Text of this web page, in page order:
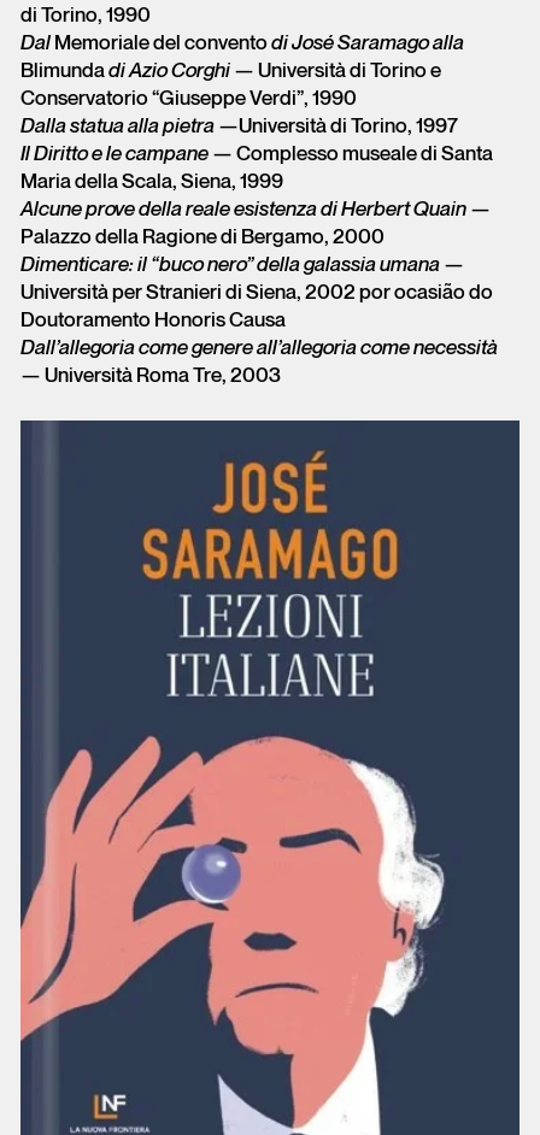
di Torino, 1990
Dal Memoriale del convento di José Saramago alla
Blimundadi Azio Corghi — Università di Torino e
Conservatorio “Giuseppe Verdi”, 1990
Dalla statua alla pietra —Università di Torino, 1997
Il Diritto e le campane — Complesso museale di Santa
Maria della Scala, Siena, 1999
Alcune prove della reale esistenza di Herbert Quain —
Palazzo della Ragione di Bergamo, 2000
Dimenticare: il “buco nero” della galassia umana —
Università per Stranieri di Siena, 2002 por ocasião do
Doutoramento Honoris Causa
Dall’allegoria come genere all’allegoria come necessità
— Università Roma Tre, 2003